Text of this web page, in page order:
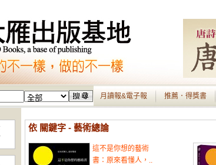
月讀報&電子報 推薦．得獎書
依 關鍵字 - 藝術總論
這不是你想的藝術
書：原來看懂人，..